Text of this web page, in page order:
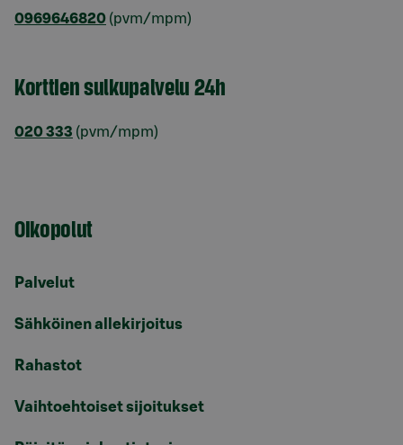
0969646820 (pvm/mpm)
Korttien sulkupalvelu 24h
020 333 (pvm/mpm)
Oikopolut
Palvelut
Sähköinen allekirjoitus
Rahastot
Vaihtoehtoiset sijoitukset